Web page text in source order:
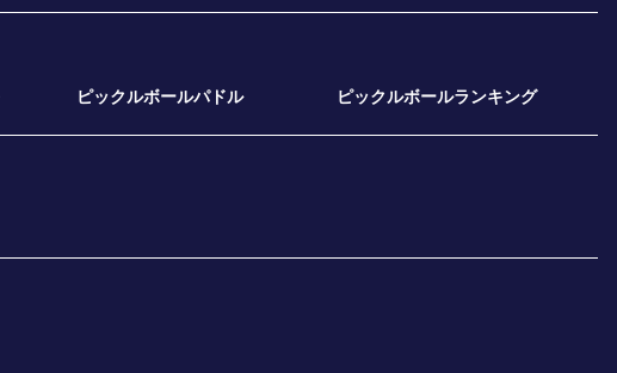
ピックルボールパドル ピックルボールランキング